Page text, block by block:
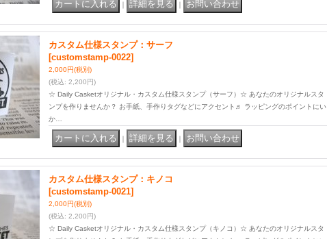
｜ ｜
カスタム仕様スタンプ：サーフ
[customstamp-0022]
2,000円(税別)
(税込: 2,200円)
☆ Daily Casketオリジナル・カスタム仕様スタンプ（サーフ）☆ あなたのオリジナルスタ
ンプを作りませんか？ お手紙、手作りタグなどにアクセント♬ ラッピングのポイントにい
か…
｜ ｜
カスタム仕様スタンプ：キノコ
[customstamp-0021]
2,000円(税別)
(税込: 2,200円)
☆ Daily Casketオリジナル・カスタム仕様スタンプ（キノコ）☆ あなたのオリジナルスタ